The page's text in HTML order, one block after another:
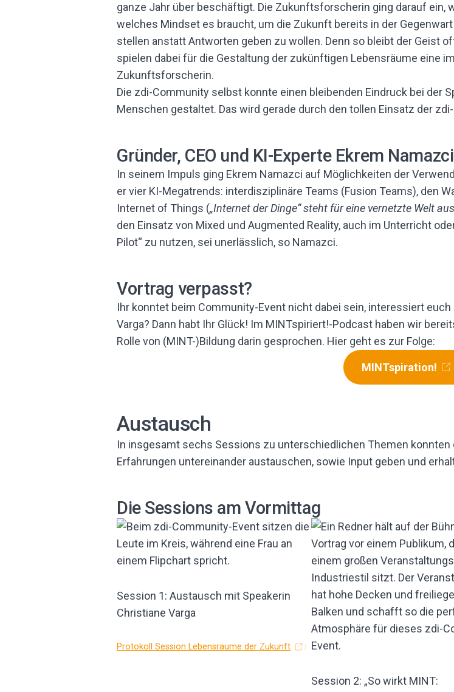
ganze Jahr über beschäftigt. Die Zukunftsforscherin ging darauf ein,
welches Mindset es braucht, um die Zukunft bereits in der
stellen anstatt Antworten geben zu wollen. Denn so bleibt der Geist
spielen dabei für die Gestaltung der zukünftigen Lebensräume eine
Zukunftsforscherin.
Die zdi-Community selbst konnte einen bleibenden Eindruck bei der
Menschen gestaltet. Das wird gerade durch den tollen Einsatz der
Gründer, CEO und KI-Experte Ekrem Namazci
In seinem Impuls ging Ekrem Namazci auf Möglichkeiten der
er vier KI-Megatrends: interdisziplinäre Teams (Fusion Teams), den
Internet of Things („Internet der Dinge“ steht für eine vernetzte Welt
den Einsatz von Mixed und Augmented Reality, auch im Unterricht
Pilot“ zu nutzen, sei unerlässlich, so Namazci.
Vortrag verpasst?
Ihr konntet beim Community-Event nicht dabei sein, interessiert
Varga? Dann habt Ihr Glück! Im MINTspiriert!-Podcast haben wir
Rolle von (MINT-)Bildung darin gesprochen. Hier geht es zur Folge:
MINTspiration!
Austausch
In insgesamt sechs Sessions zu unterschiedlichen Themen
Erfahrungen untereinander austauschen, sowie Input geben und
Die Sessions am Vormittag
Session 1: Austausch mit Speakerin
Christiane Varga
Protokoll Session Lebensräume der Zukunft
Session 2: „So wirkt MINT: